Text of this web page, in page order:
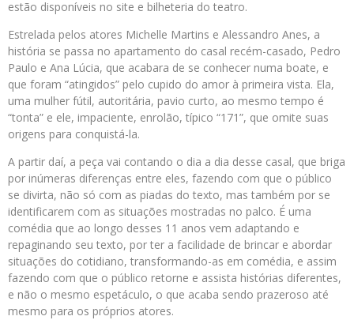
estão disponíveis no site e bilheteria do teatro.
Estrelada pelos atores Michelle Martins e Alessandro Anes, a
história se passa no apartamento do casal recém-casado, Pedro
Paulo e Ana Lúcia, que acabara de se conhecer numa boate, e
que foram “atingidos” pelo cupido do amor à primeira vista. Ela,
uma mulher fútil, autoritária, pavio curto, ao mesmo tempo é
“tonta” e ele, impaciente, enrolão, típico “171”, que omite suas
origens para conquistá-la.
A partir daí, a peça vai contando o dia a dia desse casal, que briga
por inúmeras diferenças entre eles, fazendo com que o público
se divirta, não só com as piadas do texto, mas também por se
identificarem com as situações mostradas no palco. É uma
comédia que ao longo desses 11 anos vem adaptando e
repaginando seu texto, por ter a facilidade de brincar e abordar
situações do cotidiano, transformando-as em comédia, e assim
fazendo com que o público retorne e assista histórias diferentes,
e não o mesmo espetáculo, o que acaba sendo prazeroso até
mesmo para os próprios atores.